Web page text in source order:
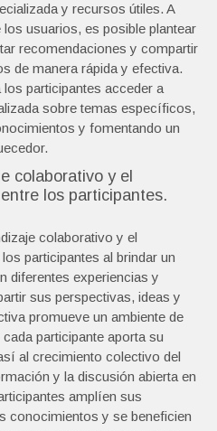
y recursos útiles. A
usuarios, es posible plantear
recomendaciones y compartir
de manera rápida y efectiva.
participantes acceder a
sobre temas específicos,
y fomentando un
colaborativo y el
los participantes.
colaborativo y el
participantes al brindar un
diferentes experiencias y
sus perspectivas, ideas y
promueve un ambiente de
participante aporta su
al crecimiento colectivo del
y la discusión abierta en
amplíen sus
conocimientos y se beneficien